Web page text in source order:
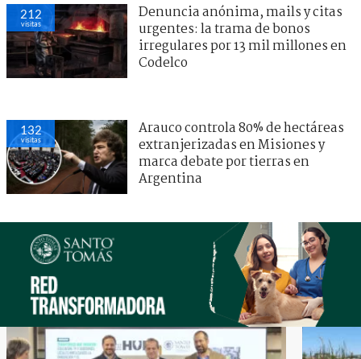
212
visitas
Denuncia anónima, mails y citas
urgentes: la trama de bonos
irregulares por 13 mil millones en
Codelco
132
visitas
Arauco controla 80% de hectáreas
extranjerizadas en Misiones y
marca debate por tierras en
Argentina